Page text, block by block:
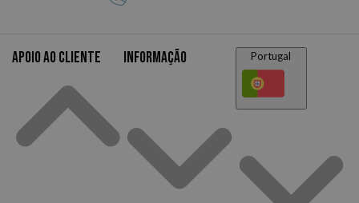
Apoio ao cliente Informação Portugal